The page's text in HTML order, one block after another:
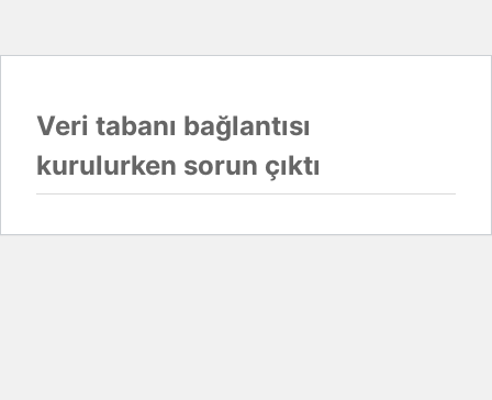
Veri tabanı bağlantısı
kurulurken sorun çıktı